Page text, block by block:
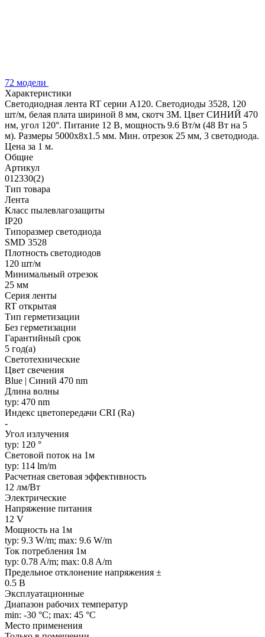
72 модели
Характеристики
Светодиодная лента RT серии A120. Светодиоды 3528, 120
шт/м, белая плата шириной 8 мм, скотч 3M. Цвет СИНИЙ 470
нм, угол 120°. Питание 12 В, мощность 9.6 Вт/м (48 Вт на 5
м). Размеры 5000x8x1.5 мм. Мин. отрезок 25 мм, 3 светодиода.
Цена за 1 м.
Общие
Артикул
012330(2)
Тип товара
Лента
Класс пылевлагозащиты
IP20
Типоразмер светодиода
SMD 3528
Плотность светодиодов
120 шт/м
Минимальный отрезок
25 мм
Серия ленты
RT открытая
Тип герметизации
Без герметизации
Гарантийный срок
5 год(а)
Светотехнические
Цвет свечения
Blue | Синий 470 nm
Длина волны
typ: 470 nm
Индекс цветопередачи CRI (Ra)
-
Угол излучения
typ: 120 °
Световой поток на 1м
typ: 114 lm/m
Расчетная световая эффективность
12 лм/Вт
Электрические
Напряжение питания
12 V
Мощность на 1м
typ: 9.3 W/m; max: 9.6 W/m
Ток потребления 1м
typ: 0.78 A/m; max: 0.8 A/m
Предельное отклонение напряжения ±
0.5 В
Эксплуатационные
Диапазон рабочих температур
min: -30 °C; max: 45 °C
Место применения